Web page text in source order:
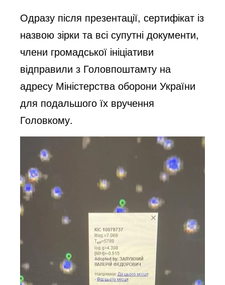
Одразу після презентації, сертифікат із
назвою зірки та всі супутні документи,
члени громадської ініціативи
відправили з Головпоштамту на
адресу Міністерства оборони України
для подальшого їх вручення
Головкому.